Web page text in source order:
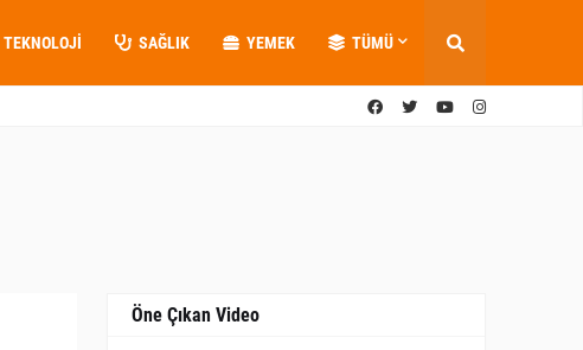
TEKNOLOJI SAĞLIK YEMEK TÜMÜ
Öne Çıkan Video